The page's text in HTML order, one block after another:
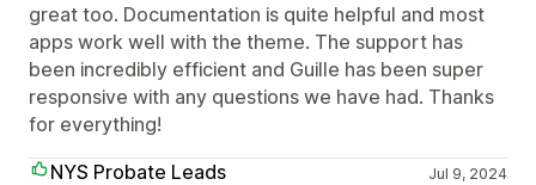
great too. Documentation is quite helpful and most
apps work well with the theme. The support has
been incredibly efficient and Guille has been super
responsive with any questions we have had. Thanks
for everything!
NYS Probate Leads
Jul 9, 2024